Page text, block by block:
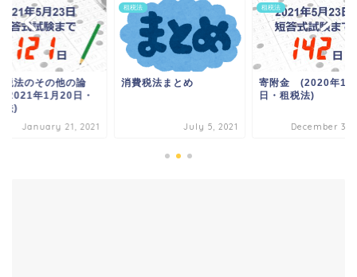
税法のその他の論
年1月20日・
法)
January 21, 2021
租税法
消費税法まとめ
July 5, 2021
租税法
寄附金 (2020年12
日・租税法)
December 31,